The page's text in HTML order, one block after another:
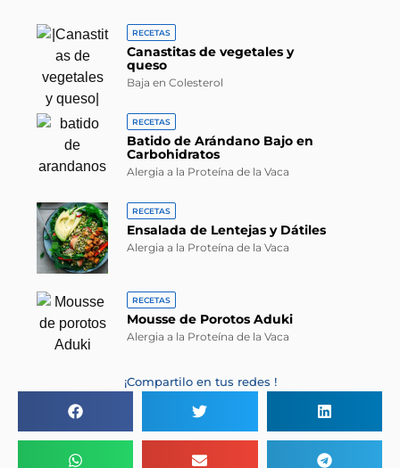
RECETAS
Canastitas de vegetales y
queso
Baja en Colesterol
RECETAS
Batido de Arándano Bajo en
Carbohidratos
Alergia a la Proteína de la Vaca
RECETAS
Ensalada de Lentejas y Dátiles
Alergia a la Proteína de la Vaca
RECETAS
Mousse de Porotos Aduki
Alergia a la Proteína de la Vaca
¡Compartilo en tus redes !